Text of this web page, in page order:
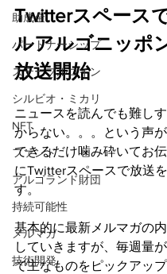
助成金
パートナーシップ
ステーブルコイン
シルビオ・ミカリ
NFT
ファンド
アルゴランド財団
持続可能性
メルマガ
技術開発
Twitterスペース
ルアルゴニッポ
放送開始
ニュースを読んでも難し
からない。。。という声が
できるだけ噛み砕いてお
にTwitterスペースで放送
す。
基本的に最新メルマガの
していきますが、毎週量
で主なものをピックアッ